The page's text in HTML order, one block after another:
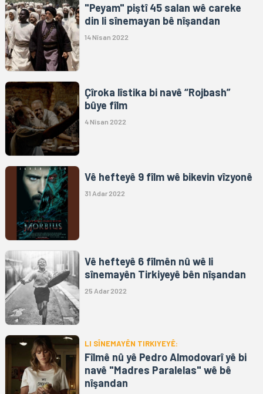
"Peyam" piştî 45 salan wê careke
din li sînemayan bê nîşandan
14 Nîsan 2022
Çîroka lîstika bi navê “Rojbash”
bûye fîlm
4 Nîsan 2022
Vê hefteyê 9 fîlm wê bikevin vîzyonê
31 Adar 2022
Vê hefteyê 6 fîlmên nû wê li
sînemayên Tirkiyeyê bên nîşandan
25 Adar 2022
LI SÎNEMAYÊN TIRKIYEYÊ:
Fîlmê nû yê Pedro Almodovarî yê bi
navê "Madres Paralelas" wê bê
nîşandan